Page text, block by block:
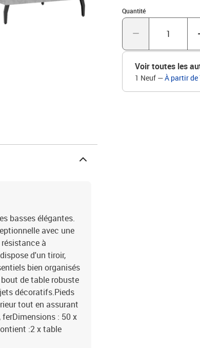
Quantité
Quantité : 1
Voir toutes les
1 Neuf —À partir de
basses élégantes.
avec une
à
d'un tiroir,
bien organisés
de table robuste
décoratifs.Pieds
tout en assurant
: 50 x
:2 x table